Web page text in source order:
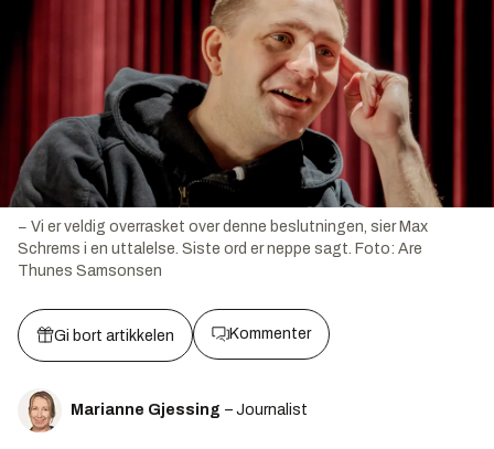
− Vi er veldig overrasket over denne beslutningen, sier Max
Schrems i en uttalelse. Siste ord er neppe sagt. Foto: Are
Thunes Samsonsen
Gi bort artikkelen Kommenter
Marianne Gjessing – Journalist